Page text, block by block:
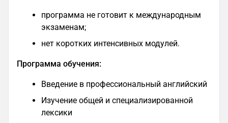
программа не готовит к международным
экзаменам;
нет коротких интенсивных модулей.
Программа обучения:
Введение в профессиональный английский
Изучение общей и специализированной
лексики